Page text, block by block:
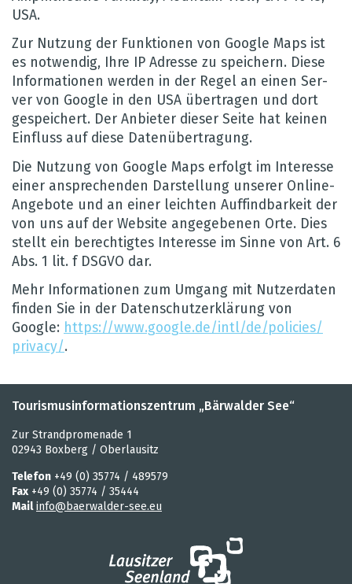
USA.
Zur Nut­zung der Funk­tio­nen von Google Maps ist
es not­wen­dig, Ihre IP Adresse zu spei­chern. Diese
Infor­ma­tio­nen wer­den in der Regel an einen Ser­
ver von Google in den USA über­tra­gen und dort
gespei­chert. Der Anbie­ter die­ser Seite hat kei­nen
Ein­fluss auf diese Daten­über­tra­gung.
Die Nut­zung von Google Maps erfolgt im Inter­esse
einer anspre­chen­den Dar­stel­lung unse­rer Online-
Ange­bote und an einer leich­ten Auf­find­bar­keit der
von uns auf der Web­site ange­ge­be­nen Orte. Dies
stellt ein berech­tig­tes Inter­esse im Sinne von Art. 6
Abs. 1 lit. f DSGVO dar.
Mehr Infor­ma­tio­nen zum Umgang mit Nut­zer­da­ten
fin­den Sie in der Daten­schut­z­er­klä­rung von
Google: https://​www.​google.​de/​intl/​de/​policies/​
privacy/.
Tourismusinformationszentrum „Bärwalder See“
Zur Strandpromenade 1
02943 Boxberg / Oberlausitz
Telefon +49 (0) 35774 / 489579
Fax +49 (0) 35774 / 35444
Mail info@baerwalder-see.eu